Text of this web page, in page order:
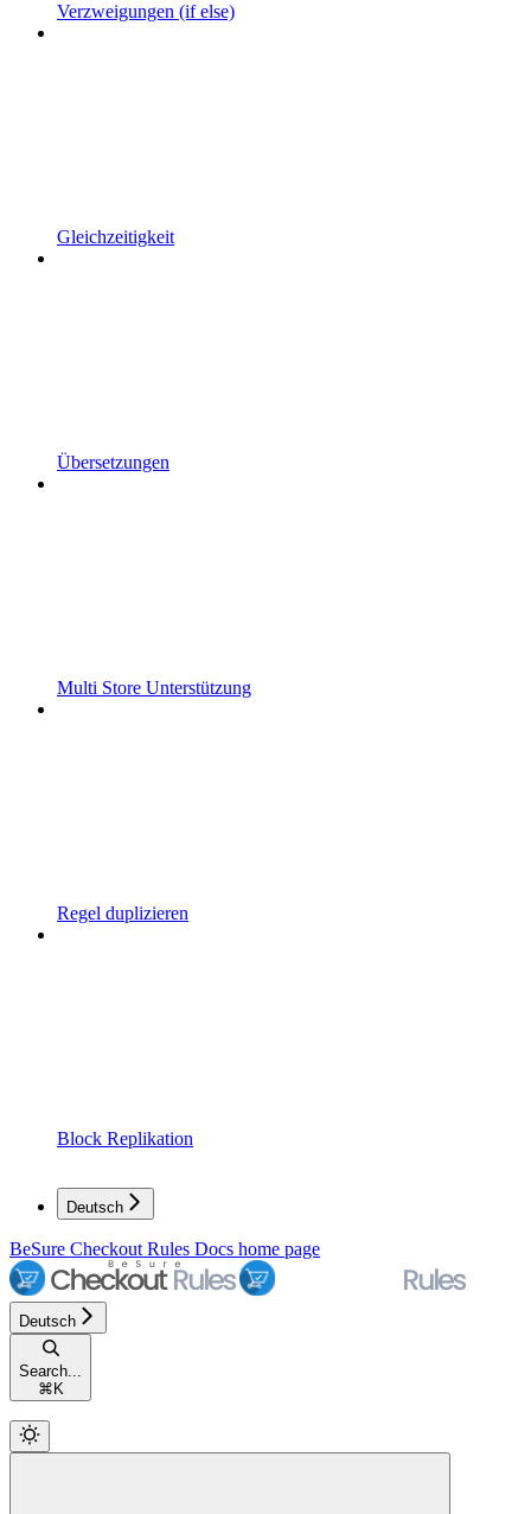
Verzweigungen (if else)
Gleichzeitigkeit
Übersetzungen
Multi Store Unterstützung
Regel duplizieren
Block Replikation
Deutsch
BeSure Checkout Rules Docs home page
Deutsch
Search...
⌘ K